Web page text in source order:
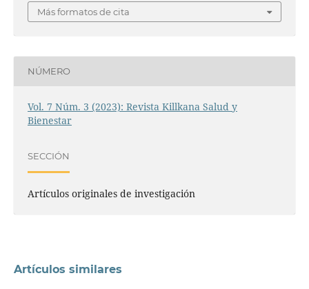
Más formatos de cita
NÚMERO
Vol. 7 Núm. 3 (2023): Revista Killkana Salud y
Bienestar
SECCIÓN
Artículos originales de investigación
Artículos similares